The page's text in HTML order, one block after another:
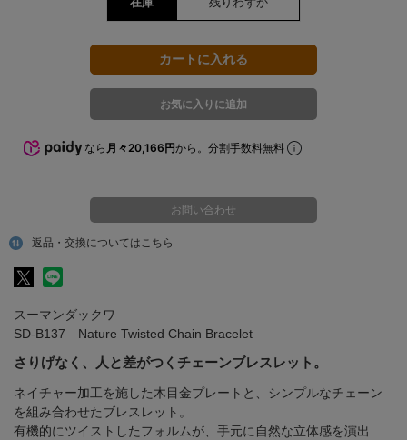
なら 月々20,166円から。分割手数料無料
返品・交換についてはこちら
お問い合わせ
スーマンダックワ
SD-B137 Nature Twisted Chain Bracelet
さりげなく、人と差がつくチェーンブレスレット。
ネイチャー加工を施した木目金プレートと、シンプルなチェーン
を組み合わせたブレスレット。
有機的にツイストしたフォルムが、手元に自然な立体感を演出